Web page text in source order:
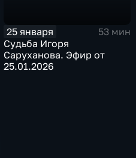
25 января
53 мин
Судьба Игоря
Саруханова. Эфир от
25.01.2026